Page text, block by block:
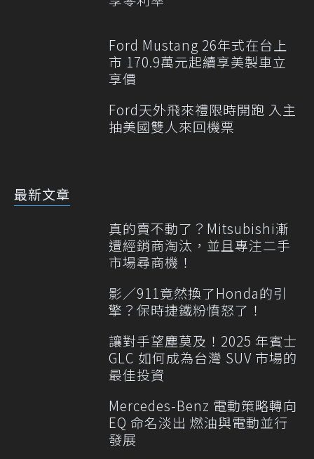
Ford Mustang 26年式在台上
市 170.9萬元起續享美製車立
享價
Ford天外飛來禮限時開跑 入主
抽美國雙人來回機票
最新文章
真的賣不動了？Mitsubishi漸
遭經銷商淘汰，並且專注二手
市場尋商機！
影／911竟然換了Honda的引
擎？保時捷鐵粉憤怒了！
讓對手望塵莫及！2025 年賓士
GLC 如何成為台灣 SUV 市場的
最佳投資
Mercedes-Benz 電動策略轉向
EQ 命名淡出 燃油與電動並行
發展